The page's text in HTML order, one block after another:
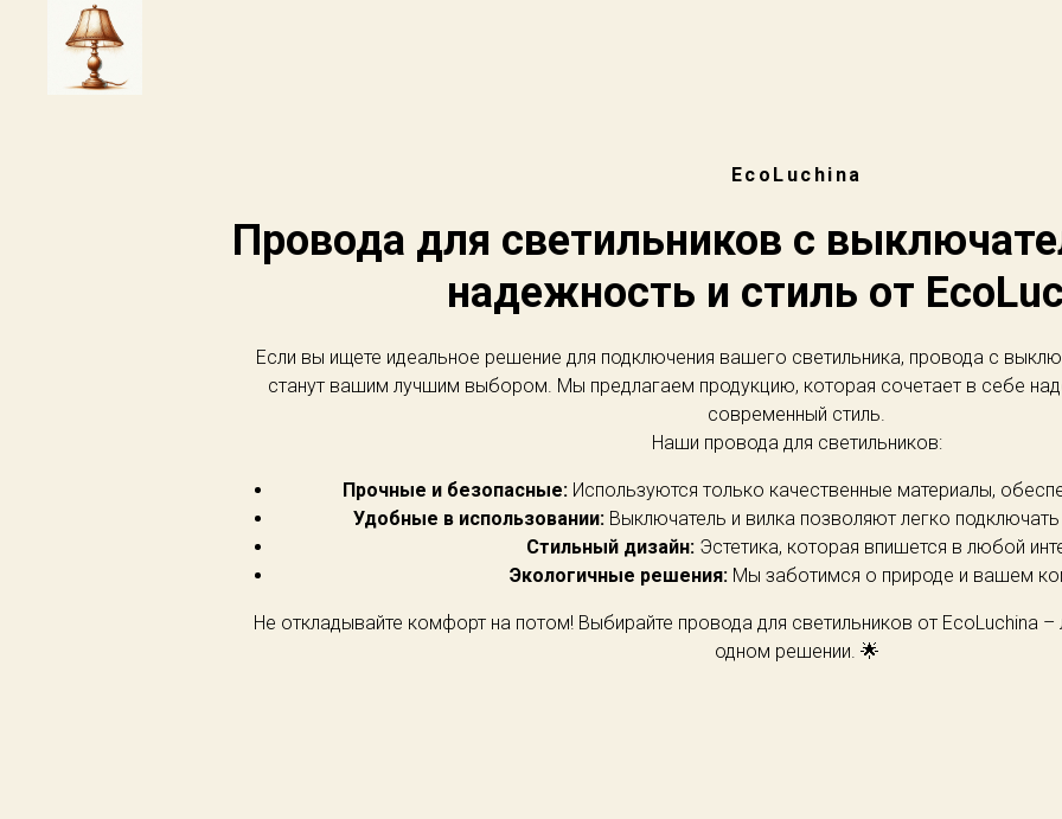
EcoLuchina
Провода для светильников с
надежность и стиль от
Если вы ищете идеальное решение для подключения вашего светильника, провода с
станут вашим лучшим выбором. Мы предлагаем продукцию, которая сочетает в себе
современный стиль.
Наши провода для светильников:
Прочные и безопасные:Используются только качественные материалы,
Удобные в использовании:Выключатель и вилка позволяют легко
Стильный дизайн: Эстетика, которая впишется в любой
Экологичные решения: Мы заботимся о природе и вашем
Не откладывайте комфорт на потом! Выбирайте провода для светильников от EcoLuchina –
одном решении. 🌟